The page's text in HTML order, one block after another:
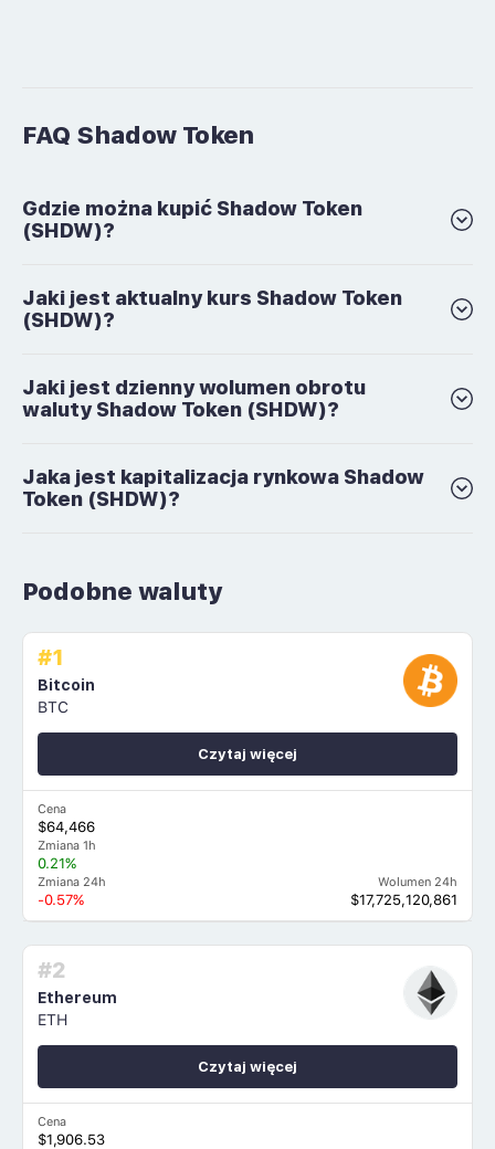
FAQ Shadow Token
Gdzie można kupić Shadow Token
(SHDW)?
Jaki jest aktualny kurs Shadow Token
(SHDW)?
Jaki jest dzienny wolumen obrotu
waluty Shadow Token (SHDW)?
Jaka jest kapitalizacja rynkowa Shadow
Token (SHDW)?
Podobne waluty
#1
Bitcoin
BTC
Cena
$64,466
Zmiana 1h
0.21%
Zmiana 24h
-0.57%
Wolumen 24h
$17,725,120,861
Czytaj więcej
#2
Ethereum
ETH
Cena
$1,906.53
Czytaj więcej